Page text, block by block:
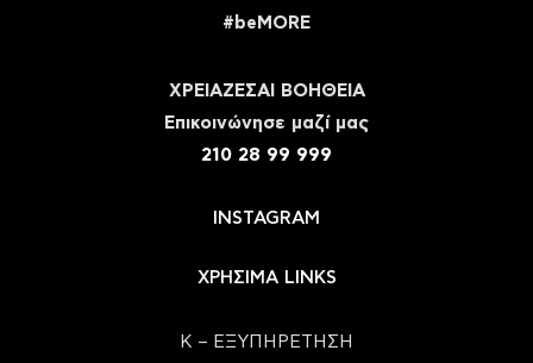
#beMORE
ΧΡΕΙΑΖΕΣΑΙ ΒΟΗΘΕΙΑ
Eπικοινώνησε μαζί μας
210 28 99 999
INSTAGRAM
ΧΡΗΣΙΜΑ LINKS
Κ – ΕΞΥΠΗΡΕΤΗΣΗ